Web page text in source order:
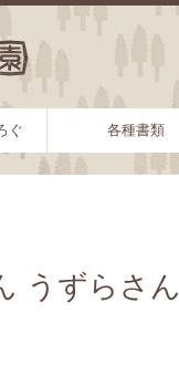
ぐ 各種書類
うずらさん